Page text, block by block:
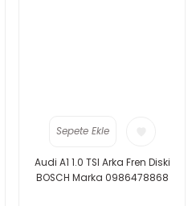
Sepete Ekle
Audi A1 1.0 TSI Arka Fren Diski
BOSCH Marka 0986478868